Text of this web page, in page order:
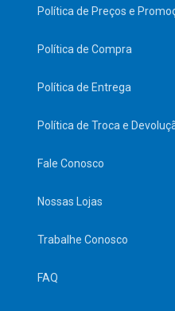
Política de Preços e
Política de Compra
Política de Entrega
Política de Troca e
Fale Conosco
Nossas Lojas
Trabalhe Conosco
FAQ